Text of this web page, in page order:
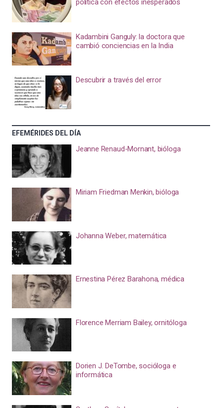
política con efectos inesperados
Kadambini Ganguly: la doctora que
cambió conciencias en la India
Descubrir a través del error
EFEMÉRIDES DEL DÍA
Jeanne Renaud-Mornant, bióloga
Miriam Friedman Menkin, bióloga
Johanna Weber, matemática
Ernestina Pérez Barahona, médica
Florence Merriam Bailey, ornitóloga
Dorien J. DeTombe, socióloga e
informática